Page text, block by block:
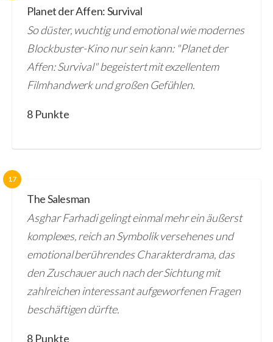
Planet der Affen: Survival
So düster, wuchtig und emotional wie modernes
Blockbuster-Kino nur sein kann: "Planet der
Affen: Survival" begeistert mit exzellentem
Filmhandwerk und großen Gefühlen.
8 Punkte
17
The Salesman
Asghar Farhadi gelingt einmal mehr ein äußerst
komplexes, reich an Symbolik versehenes und
emotional berührendes Charakterdrama, das
den Zuschauer auch nach der Sichtung mit
zahlreichen interessant aufgeworfenen Fragen
beschäftigen dürfte.
8 Punkte